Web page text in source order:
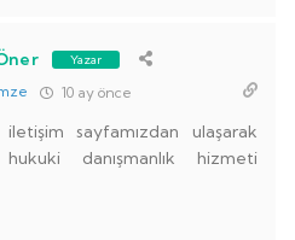
Yazar
10 ay önce
sayfamızdan ulaşarak
danışmanlık hizmeti